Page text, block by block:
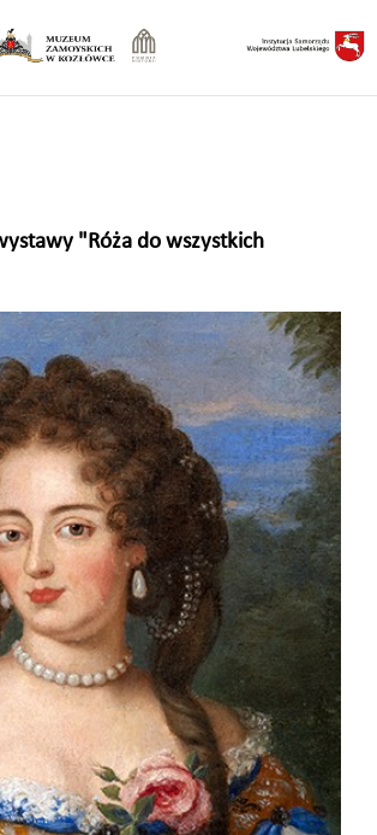
"Róża do wszystkich